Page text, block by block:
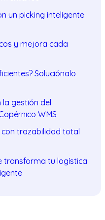
un picking inteligente
y mejora cada
Soluciónalo
gestión del
WMS
trazabilidad total
transforma tu logística